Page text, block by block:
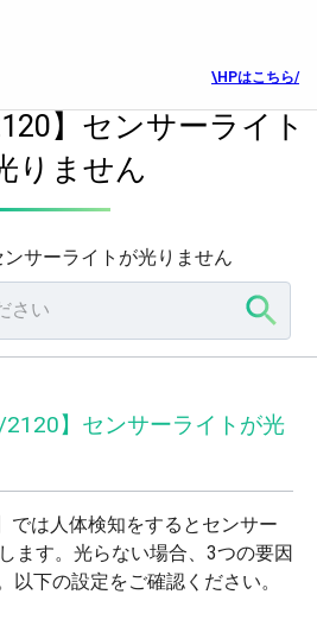
\HPはこちら/
】センサーライト
りません
ンサーライトが光りません
2120】センサーライトが光
では人体検知をするとセンサー
ます。光らない場合、3つの要因
以下の設定をご確認ください。